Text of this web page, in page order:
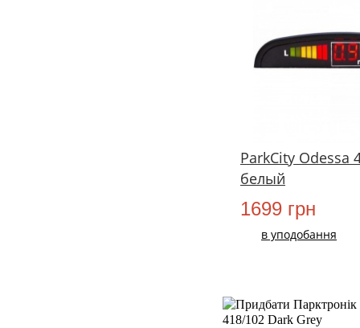
ParkCity Odessa
белый
1699 грн
в уподобання